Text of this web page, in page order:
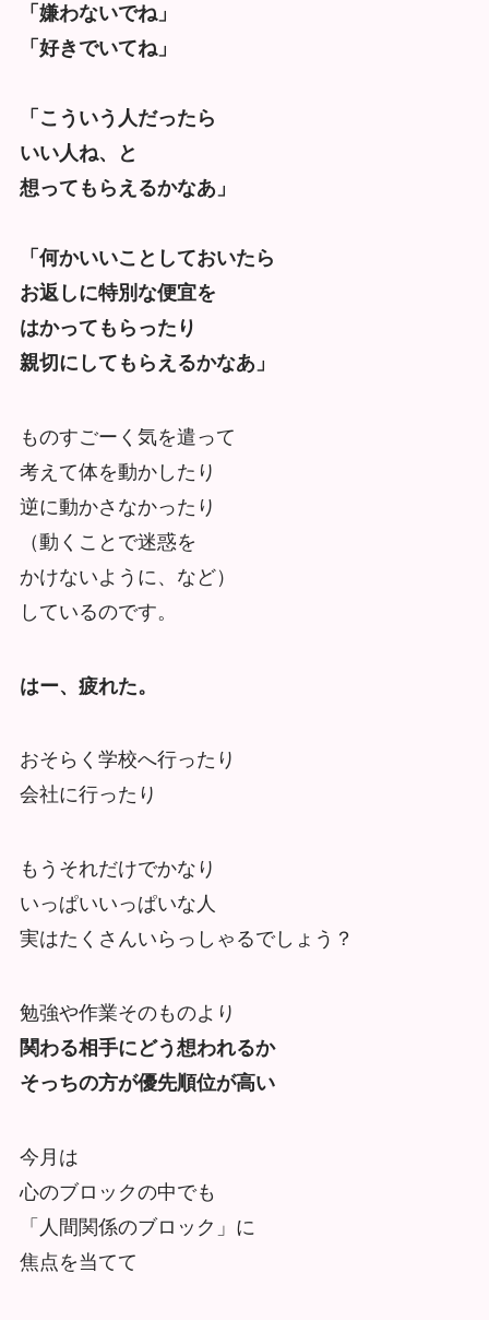
「嫌わないでね」
「好きでいてね」
「こういう人だったら
いい人ね、と
想ってもらえるかなあ」
「何かいいことしておいたら
お返しに特別な便宜を
はかってもらったり
親切にしてもらえるかなあ」
ものすごーく気を遣って
考えて体を動かしたり
逆に動かさなかったり
（動くことで迷惑を
かけないように、など）
しているのです。
はー、疲れた。
おそらく学校へ行ったり
会社に行ったり
もうそれだけでかなり
いっぱいいっぱいな人
実はたくさんいらっしゃるでしょう？
勉強や作業そのものより
関わる相手にどう想われるか
そっちの方が優先順位が高い
今月は
心のブロックの中でも
「人間関係のブロック」に
焦点を当てて